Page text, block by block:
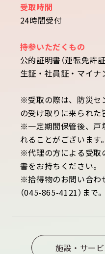
受取時間
24時間受付
持参いただくもの
公的証明書（運転免許
生証・社員証・マイナ
※受取の際は、防災セ
の受け取りに来られた
※一定期間保管後、戸
れることがございます。
※代理の方による受取
書をお持ちください。
※拾得物のお問い合わ
（045-865-4121）まで。
施設・サー